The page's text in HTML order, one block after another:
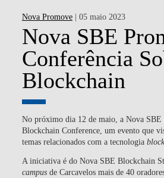
Nova Promove| 05 maio 2023
Nova SBE
Conferência
Blockchain
No próximo dia 12 de maio, a Nova SBE
Blockchain Conference, um evento que
temas relacionados com a tecnologia
A iniciativa é do Nova SBE Blockchain
campusde Carcavelos mais de 40